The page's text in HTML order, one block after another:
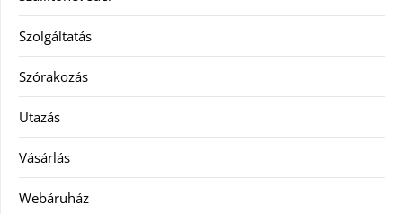
Szolgáltatás
Szórakozás
Utazás
Vásárlás
Webáruház